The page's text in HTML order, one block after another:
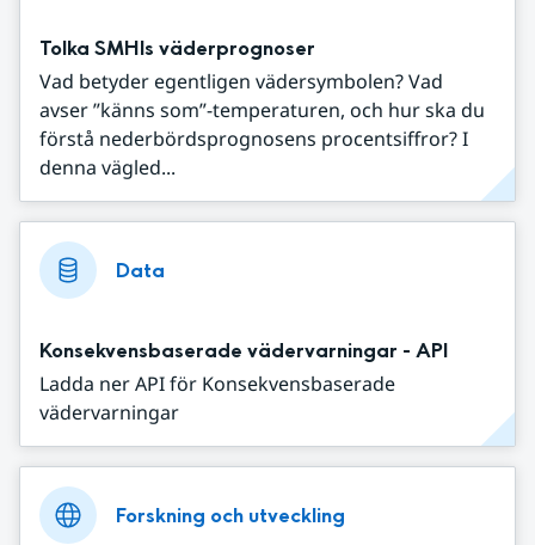
Tolka SMHIs väderprognoser
Vad betyder egentligen vädersymbolen? Vad
avser ”känns som”-temperaturen, och hur ska du
förstå nederbördsprognosens procentsiffror? I
denna vägled...
Data
Konsekvensbaserade vädervarningar - API
Ladda ner API för Konsekvensbaserade
vädervarningar
Forskning och utveckling